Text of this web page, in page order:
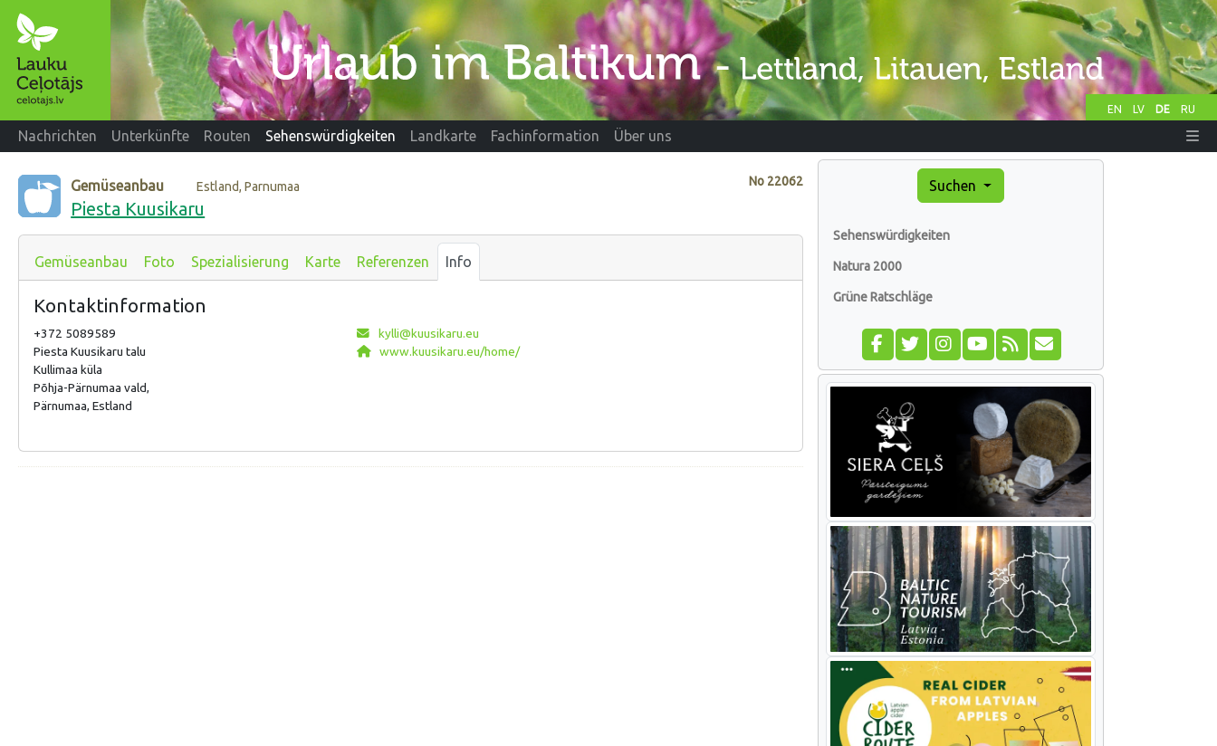
EN LV DE RU
Nachrichten Unterkünfte Routen Sehenswürdigkeiten Landkarte Fachinformation Über uns
No 22062
Gemüseanbau Estland, Parnumaa
Piesta Kuusikaru
Gemüseanbau Foto Spezialisierung Karte Referenzen Info
Kontaktinformation
+372 5089589
Piesta Kuusikaru talu
Kullimaa küla
Põhja-Pärnumaa vald,
Pärnumaa, Estland
kylli@kuusikaru.eu
www.kuusikaru.eu/home/
Suchen
Sehenswürdigkeiten
Natura 2000
Grüne Ratschläge